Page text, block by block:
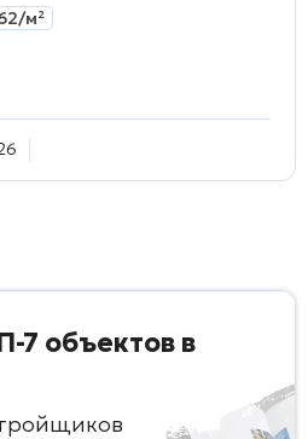
/м²
7 объектов в